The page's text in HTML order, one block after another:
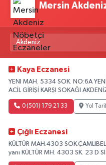
Mersin
Kaya Eczanesi
YENI MAH. 5334 SOK. NO:6A
ACİL GİRİŞİ KARŞI SOKAĞI
0 (501) 179 21 33 Yol
Çığlı Eczanesi
KÜLTÜR MAH.4303
yanı KÜLTÜR MH. 4303 SK. 23 D